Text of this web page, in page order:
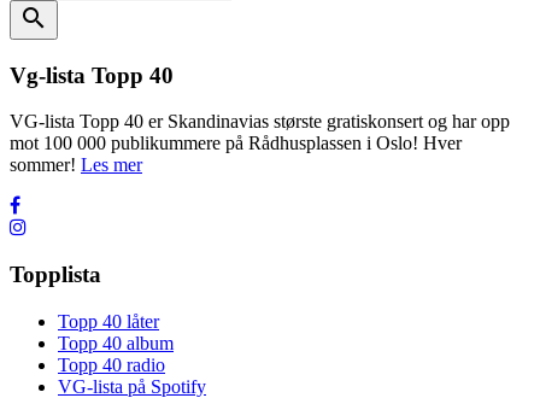
search
Vg-lista Topp 40
VG-lista Topp 40 er Skandinavias største gratiskonsert og har opp
mot 100 000 publikummere på Rådhusplassen i Oslo! Hver
sommer! Les mer
Topplista
Topp 40 låter
Topp 40 album
Topp 40 radio
VG-lista på Spotify